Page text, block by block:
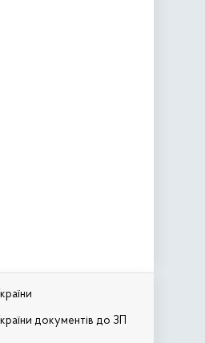
документів до ЗП